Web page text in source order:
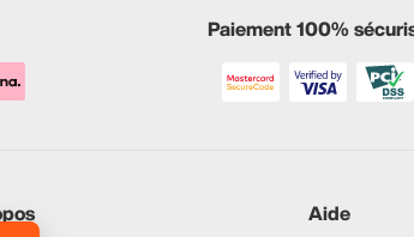
Paiement 100%
Aide